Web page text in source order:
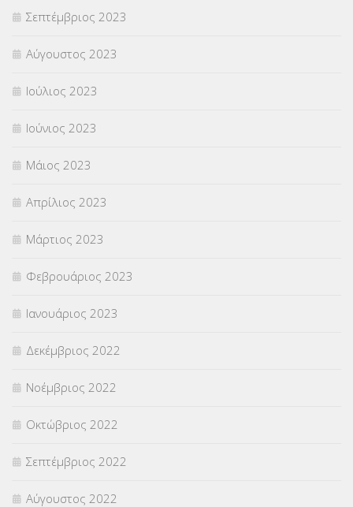
Σεπτέμβριος 2023
Αύγουστος 2023
Ιούλιος 2023
Ιούνιος 2023
Μάιος 2023
Απρίλιος 2023
Μάρτιος 2023
Φεβρουάριος 2023
Ιανουάριος 2023
Δεκέμβριος 2022
Νοέμβριος 2022
Οκτώβριος 2022
Σεπτέμβριος 2022
Αύγουστος 2022